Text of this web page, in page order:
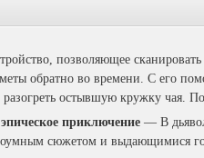
позволяющее
обратно во времени. С его
остывшую кружку чая.
приключение — В
сюжетом и выдающимися